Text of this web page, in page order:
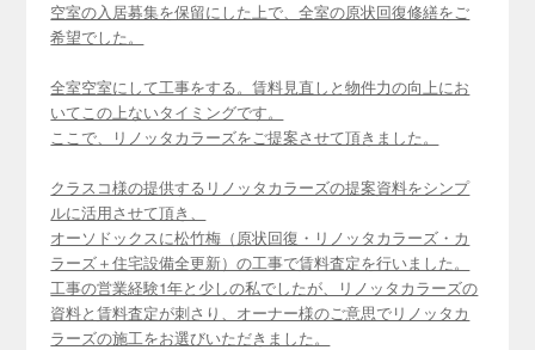
空室の入居募集を保留にした上で、全室の原状回復修繕をご
希望でした。
全室空室にして工事をする。賃料見直しと物件力の向上にお
いてこの上ないタイミングです。
ここで、リノッタカラーズをご提案させて頂きました。
クラスコ様の提供するリノッタカラーズの提案資料をシンプ
ルに活用させて頂き、
オーソドックスに松竹梅（原状回復・リノッタカラーズ・カ
ラーズ＋住宅設備全更新）の工事で賃料査定を行いました。
工事の営業経験1年と少しの私でしたが、リノッタカラーズの
資料と賃料査定が刺さり、オーナー様のご意思でリノッタカ
ラーズの施工をお選びいただきました。